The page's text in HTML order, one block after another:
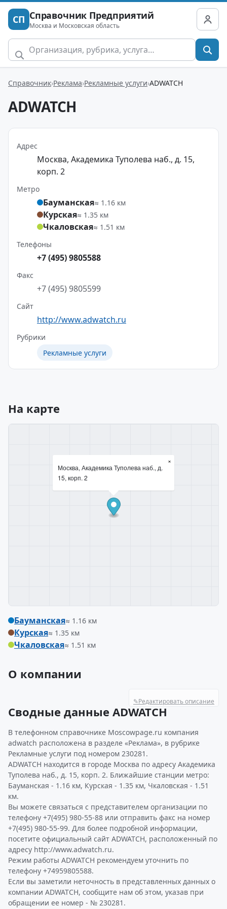
СП Справочник Предприятий
Москва и Московская область
Справочник Реклама Рекламные услуги ADWATCH
ADWATCH
Адрес
Москва, Академика Туполева наб., д. 15,
корп. 2
Метро
Бауманская≈ 1.16 км
Курская≈ 1.35 км
Чкаловская≈ 1.51 км
Телефоны
+7 (495) 9805588
Факс
+7 (495) 9805599
Сайт
http://www.adwatch.ru
Рубрики
Рекламные услуги
На карте
Москва, Академика Туполева наб., д.
15, корп. 2
×
Бауманская≈ 1.16 км
Курская≈ 1.35 км
Чкаловская≈ 1.51 км
О компании
✎Редактировать описание
Сводные данные ADWATCH
В телефонном справочнике Moscowpage.ru компания
adwatch расположена в разделе «Реклама», в рубрике
Рекламные услуги под номером 230281.
ADWATCH находится в городе Москва по адресу Академика
Туполева наб., д. 15, корп. 2. Ближайшие станции метро:
Бауманская - 1.16 км, Курская - 1.35 км, Чкаловская - 1.51
км.
Вы можете связаться с представителем организации по
телефону +7(495) 980-55-88 или отправить факс на номер
+7(495) 980-55-99. Для более подробной информации,
посетите официальный сайт ADWATCH, расположенный по
адресу http://www.adwatch.ru.
Режим работы ADWATCH рекомендуем уточнить по
телефону +74959805588.
Если вы заметили неточность в представленных данных о
компании ADWATCH, сообщите нам об этом, указав при
обращении ее номер - № 230281.